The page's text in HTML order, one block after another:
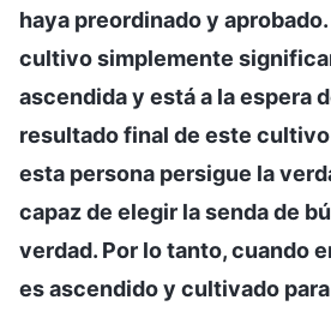
haya preordinado y
cultivo simplemente
ascendida y está a la espera
resultado final de este
esta persona persigue la
capaz de elegir la senda de
verdad. Por lo tanto, cuando
es ascendido y cultivado